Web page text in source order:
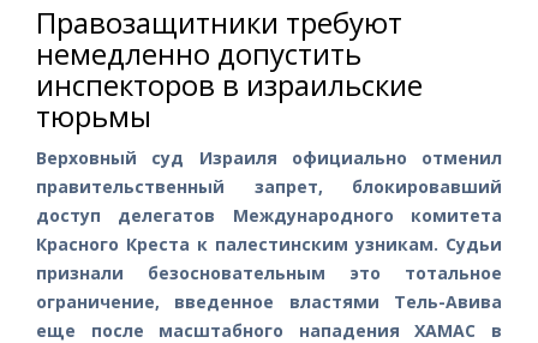
Правозащитники требуют
немедленно допустить
инспекторов в израильские
тюрьмы
Верховный суд Израиля официально отменил
правительственный запрет, блокировавший
доступ делегатов Международного комитета
Красного Креста к палестинским узникам. Судьи
признали безосновательным это тотальное
ограничение, введенное властями Тель-Авива
еще после масштабного нападения ХАМАС в